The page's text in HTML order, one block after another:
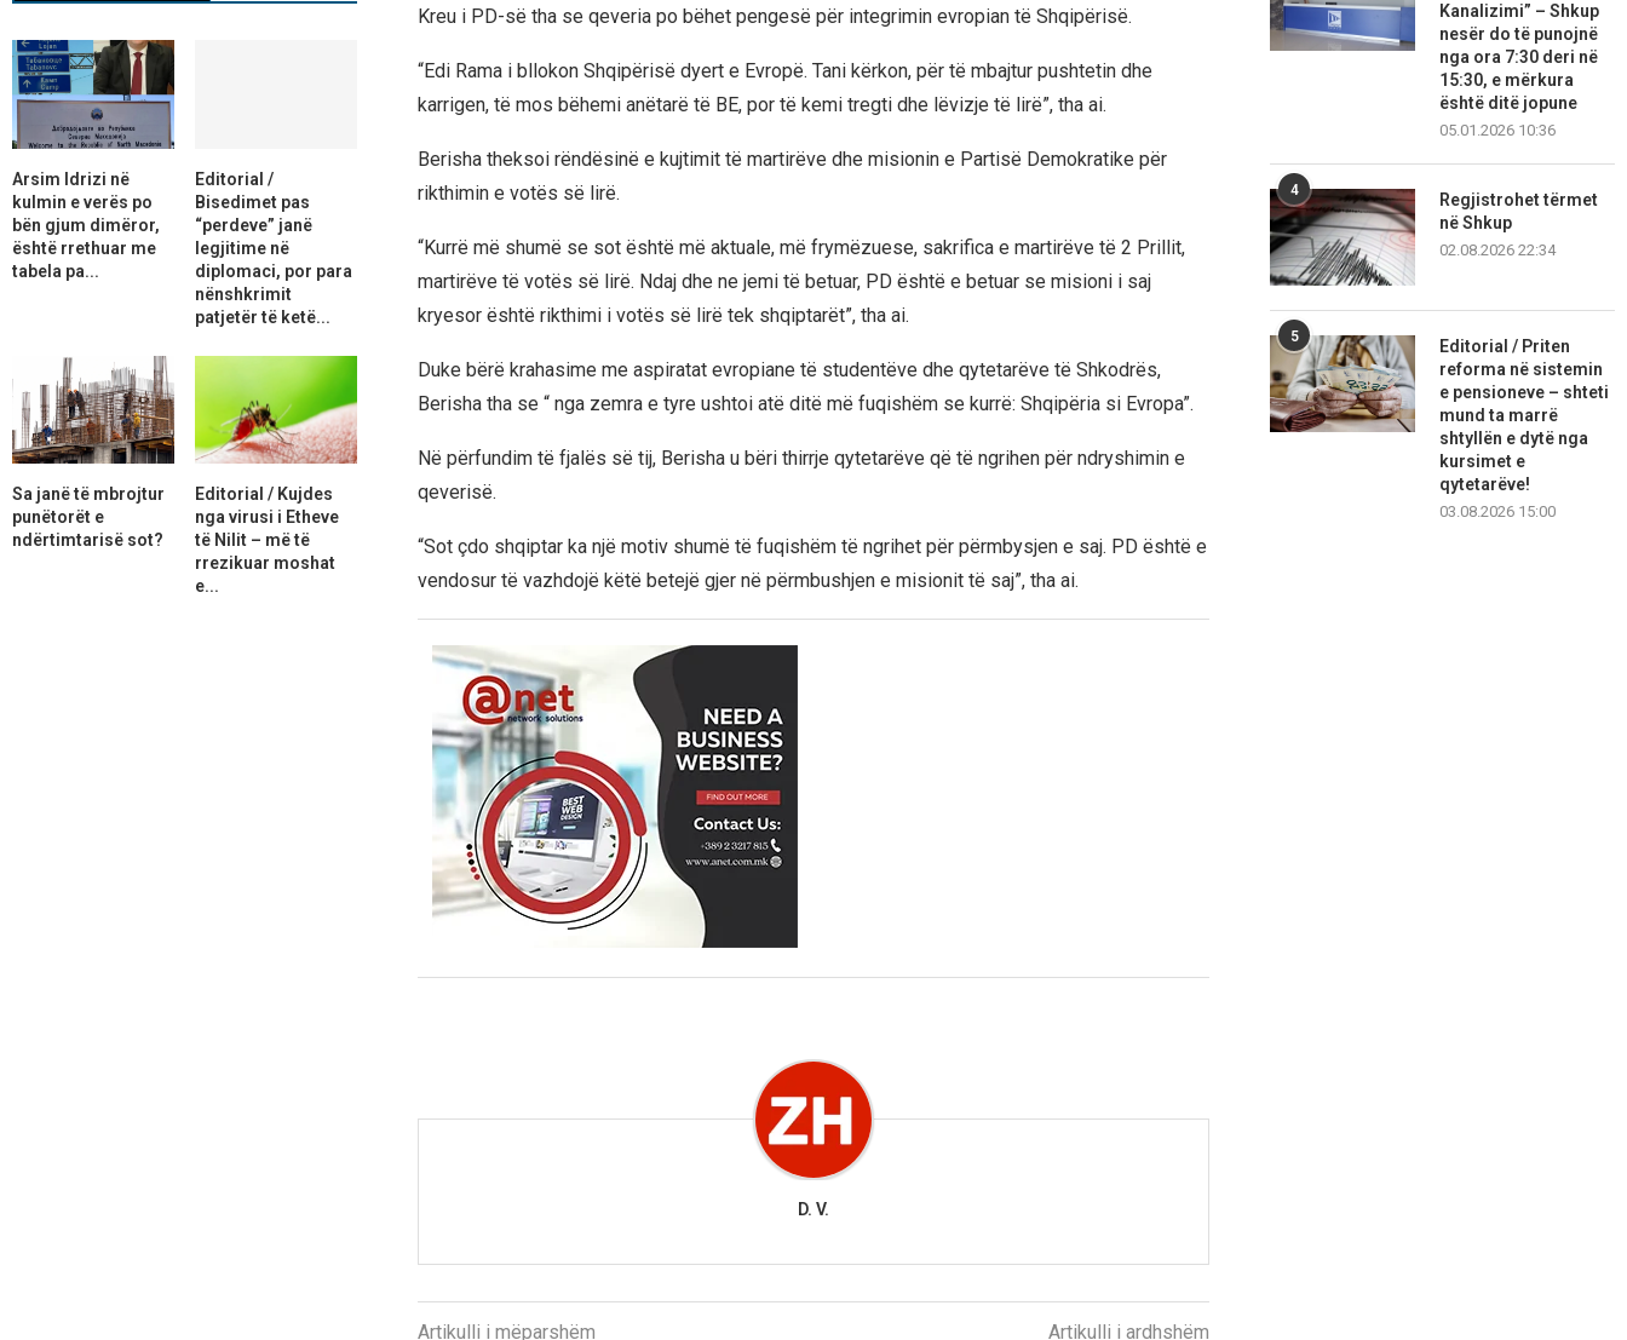
Kreu i PD-së tha se qeveria po bëhet pengesë për integrimin evropian të Shqipërisë.
“Edi Rama i bllokon Shqipërisë dyert e Evropë. Tani kërkon, për të mbajtur pushtetin dhe
karrigen, të mos bëhemi anëtarë të BE, por të kemi tregti dhe lëvizje të lirë”, tha ai.
Berisha theksoi rëndësinë e kujtimit të martirëve dhe misionin e Partisë Demokratike për
rikthimin e votës së lirë.
“Kurrë më shumë se sot është më aktuale, më frymëzuese, sakrifica e martirëve të 2 Prillit,
martirëve të votës së lirë. Ndaj dhe ne jemi të betuar, PD është e betuar se misioni i saj
kryesor është rikthimi i votës së lirë tek shqiptarët”, tha ai.
Duke bërë krahasime me aspiratat evropiane të studentëve dhe qytetarëve të Shkodrës,
Berisha tha se “ nga zemra e tyre ushtoi atë ditë më fuqishëm se kurrë: Shqipëria si Evropa”.
Në përfundim të fjalës së tij, Berisha u bëri thirrje qytetarëve që të ngrihen për ndryshimin e
qeverisë.
“Sot çdo shqiptar ka një motiv shumë të fuqishëm të ngrihet për përmbysjen e saj. PD është e
vendosur të vazhdojë këtë betejë gjer në përmbushjen e misionit të saj”, tha ai.
D. V.
Artikulli i mëparshëm Artikulli i ardhshëm
Kanalizimi” – Shkup
nesër do të punojnë
nga ora 7:30 deri në
15:30, e mërkura
është ditë jopune
05.01.2026 10:36
4
Regjistrohet tërmet
në Shkup
02.08.2026 22:34
5
Editorial / Priten
reforma në sistemin
e pensioneve – shteti
mund ta marrë
shtyllën e dytë nga
kursimet e
qytetarëve!
03.08.2026 15:00
Arsim Idrizi në
kulmin e verës po
bën gjum dimëror,
është rrethuar me
tabela pa...
Editorial /
Bisedimet pas
“perdeve” janë
legjitime në
diplomaci, por para
nënshkrimit
patjetër të ketë...
Sa janë të mbrojtur
punëtorët e
ndërtimtarisë sot?
Editorial / Kujdes
nga virusi i Etheve
të Nilit – më të
rrezikuar moshat
e...